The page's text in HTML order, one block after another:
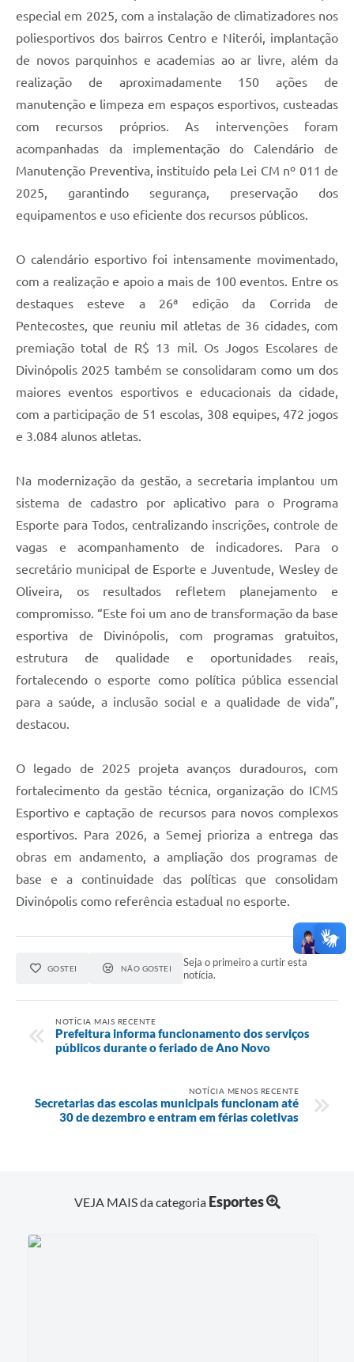
especial em 2025, com a instalação de climatizadores nos
poliesportivos dos bairros Centro e Niterói, implantação
de novos parquinhos e academias ao ar livre, além da
realização de aproximadamente 150 ações de
manutenção e limpeza em espaços esportivos, custeadas
com recursos próprios. As intervenções foram
acompanhadas da implementação do Calendário de
Manutenção Preventiva, instituído pela Lei CM nº 011 de
2025, garantindo segurança, preservação dos
equipamentos e uso eficiente dos recursos públicos.
O calendário esportivo foi intensamente movimentado,
com a realização e apoio a mais de 100 eventos. Entre os
destaques esteve a 26ª edição da Corrida de
Pentecostes, que reuniu mil atletas de 36 cidades, com
premiação total de R$ 13 mil. Os Jogos Escolares de
Divinópolis 2025 também se consolidaram como um dos
maiores eventos esportivos e educacionais da cidade,
com a participação de 51 escolas, 308 equipes, 472 jogos
e 3.084 alunos atletas.
Na modernização da gestão, a secretaria implantou um
sistema de cadastro por aplicativo para o Programa
Esporte para Todos, centralizando inscrições, controle de
vagas e acompanhamento de indicadores. Para o
secretário municipal de Esporte e Juventude, Wesley de
Oliveira, os resultados refletem planejamento e
compromisso. “Este foi um ano de transformação da base
esportiva de Divinópolis, com programas gratuitos,
estrutura de qualidade e oportunidades reais,
fortalecendo o esporte como política pública essencial
para a saúde, a inclusão social e a qualidade de vida”,
destacou.
O legado de 2025 projeta avanços duradouros, com
fortalecimento da gestão técnica, organização do ICMS
Esportivo e captação de recursos para novos complexos
esportivos. Para 2026, a Semej prioriza a entrega das
obras em andamento, a ampliação dos programas de
base e a continuidade das políticas que consolidam
Divinópolis como referência estadual no esporte.
GOSTEI NÃO GOSTEI
Seja o primeiro a curtir esta
notícia.
NOTÍCIA MAIS RECENTE
Prefeitura informa funcionamento dos serviços
públicos durante o feriado de Ano Novo
NOTÍCIA MENOS RECENTE
Secretarias das escolas municipais funcionam até
30 de dezembro e entram em férias coletivas
VEJA MAIS da categoria Esportes